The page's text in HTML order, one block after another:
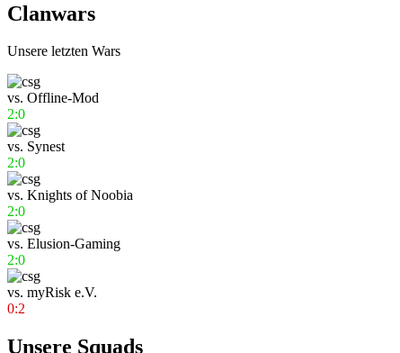
Clanwars
Unsere letzten Wars
vs. Offline-Mod
2:0
vs. Synest
2:0
vs. Knights of Noobia
2:0
vs. Elusion-Gaming
2:0
vs. myRisk e.V.
0:2
Unsere Squads